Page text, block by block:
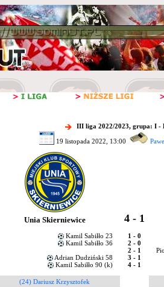
III liga 2022/2023, grupa: I -
19 listopada 2022, 13:00
Unia Skierniewice 4 - 1
Kamil Sabiłło 23
1 - 0
Kamil Sabiłło 36
2 - 0
2 - 1
Adrian Dudziński 58
3 - 1
Kamil Sabiłło 90 (k)
4 - 1
(24) Dariusz Krzysztofek